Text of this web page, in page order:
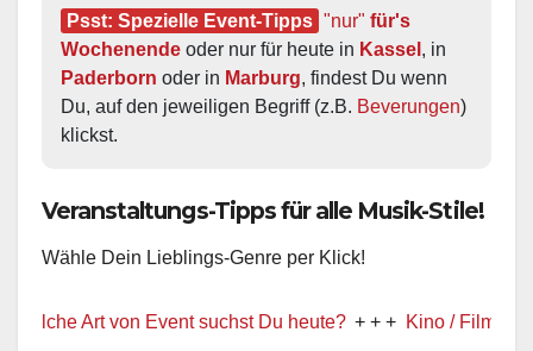
Psst: Spezielle Event-Tipps "nur" für's
Wochenende oder nur für heute in Kassel
Paderborn oder in Marburg, findest Du wenn
Du, auf den jeweiligen Begriff (z.B. Beverungen)
klickst.
Veranstaltungs-Tipps für alle Musik-Stile!
Wähle Dein Lieblings-Genre per Klick!
Art von Event suchst Du heute? + + + Kino / Film + + + Ww